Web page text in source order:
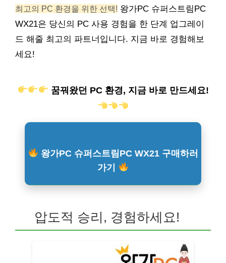
최고의 PC 환경을 위한 선택! 왕가PC 슈퍼스트림PC
WX21은 당신의 PC 사용 경험을 한 단계 업그레이
드 해줄 최고의 파트너입니다. 지금 바로 경험해보
세요!
꿈꿔왔던 PC 환경, 지금 바로 만드세요!
왕가PC 슈퍼스트림PC WX21 구매하러
가기
압도적 승리, 경험하세요!